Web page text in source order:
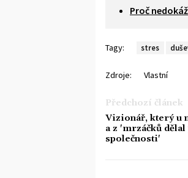
Proč
Tagy: stres
Zdroje: Vlastní
Předchozí článek
Vizionář, který u
a z 'mrzáčků
společnosti'